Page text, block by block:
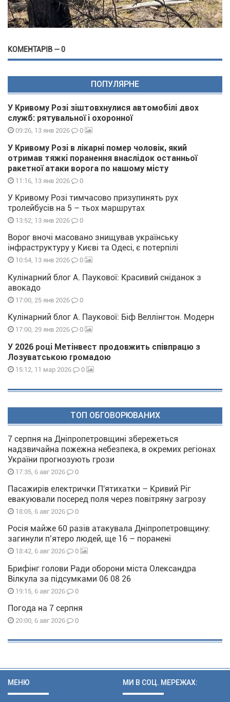
КОМЕНТАРІВ — 0
ПОПУЛЯРНЕ
У Кривому Розі зіштовхнулися автомобілі двох
служб: рятувальної і охоронної
09:26, 13 янв 2026 0
У Кривому Розі в лікарні помер чоловік, який
отримав тяжкі поранення внаслідок останньої
ракетної атаки ворога по нашому місту
11:16, 13 янв 2026 0
У Кривому Розі тимчасово призупинять рух
тролейбусів на 5 – тьох маршрутах
13:52, 13 янв 2026 0
Ворог вночі масовано знищував українську
інфраструктуру у Києві та Одесі, є потерпілі
10:54, 13 янв 2026 0
Кулінарний блог А. Паукової: Красивий сніданок з
авокадо
17:00, 25 янв 2026 0
Кулінарний блог А. Паукової: Біф Веллінгтон. Модерн
17:00, 29 янв 2026 0
У 2026 році Метінвест продовжить співпрацю з
Лозуватською громадою
15:12, 11 мар 2026 0
ТОП ОБГОВОРЮВАНИХ
7 серпня на Дніпропетровщині збережеться
надзвичайна пожежна небезпека, в окремих регіонах
України прогнозують грози
17:35, 6 авг 2026 0
Пасажирів електрички П'ятихатки – Кривий Ріг
евакуювали посеред поля через повітряну загрозу
18:05, 6 авг 2026 0
Росія майже 60 разів атакувала Дніпропетровщину:
загинули п’ятеро людей, ще 16 – поранені
18:42, 6 авг 2026 0
Брифінг голови Ради оборони міста Олександра
Вілкула за підсумками 06 08 26
19:15, 6 авг 2026 0
Погода на 7 серпня
20:00, 6 авг 2026 0
МЕНЮ МИ В СОЦ. МЕРЕЖАХ: